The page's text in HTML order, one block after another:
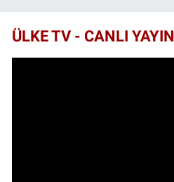
ÜLKE TV - CANLI YAYIN